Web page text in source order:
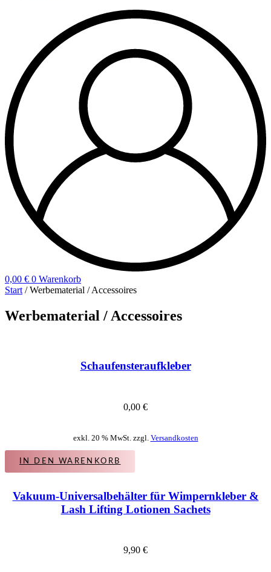
0,00 € 0 Warenkorb
Start / Werbematerial / Accessoires
Werbematerial / Accessoires
Schaufensteraufkleber
0,00 €
exkl. 20 % MwSt. zzgl. Versandkosten
IN DEN WARENKORB
Vakuum-Universalbehälter für Wimpernkleber &
Lash Lifting Lotionen Sachets
9,90 €